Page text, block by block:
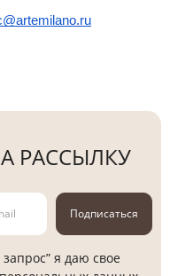
РАССЫЛКУ
Подписаться
я даю свое